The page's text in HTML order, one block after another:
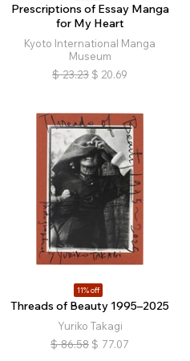
Prescriptions of Essay Manga
for My Heart
Kyoto International Manga
Museum
$ 23.23 $ 20.69
11% off
Threads of Beauty 1995–2025
Yuriko Takagi
$ 86.58 $ 77.07